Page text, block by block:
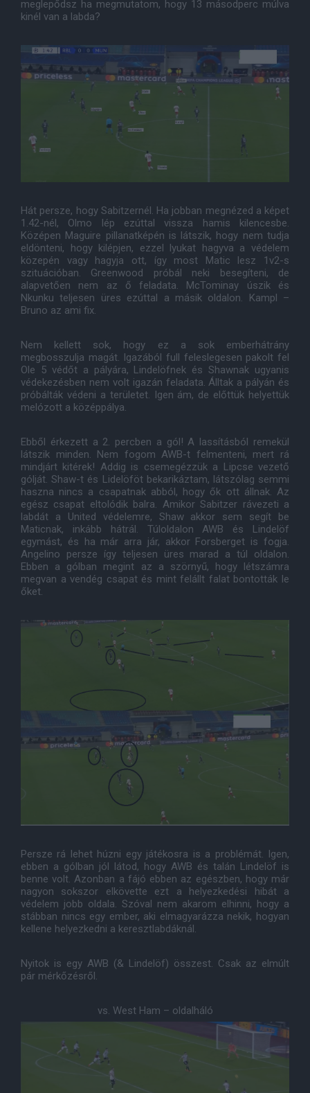
meglepődsz ha megmutatom, hogy 13 másodperc múlva
kinél van a labda?
Hát persze, hogy Sabitzernél. Ha jobban megnézed a képet
1.42-nél, Olmo lép ezúttal vissza hamis kilencesbe.
Középen Maguire pillanatképén is látszik, hogy nem tudja
eldönteni, hogy kilépjen, ezzel lyukat hagyva a védelem
közepén vagy hagyja ott, így most Matic lesz 1v2-s
szituációban. Greenwood próbál neki besegíteni, de
alapvetően nem az ő feladata. McTominay úszik és
Nkunku teljesen üres ezúttal a másik oldalon. Kampl –
Bruno az ami fix.
Nem kellett sok, hogy ez a sok emberhátrány
megbosszulja magát. Igazából full feleslegesen pakolt fel
Ole 5 védőt a pályára, Lindelöfnek és Shawnak ugyanis
védekezésben nem volt igazán feladata. Álltak a pályán és
próbálták védeni a területet. Igen ám, de előttük helyettük
melózott a középpálya.
Ebből érkezett a 2. percben a gól! A lassításból remekül
látszik minden. Nem fogom AWB-t felmenteni, mert rá
mindjárt kitérek! Addig is csemegézzük a Lipcse vezető
gólját. Shaw-t és Lidelöföt bekarikáztam, látszólag semmi
haszna nincs a csapatnak abból, hogy ők ott állnak. Az
egész csapat eltolódik balra. Amikor Sabitzer rávezeti a
labdát a United védelemre, Shaw akkor sem segít be
Maticnak, inkább hátrál. Túloldalon AWB és Lindelöf
egymást, és ha már arra jár, akkor Forsberget is fogja.
Angelino persze így teljesen üres marad a túl oldalon.
Ebben a gólban megint az a szörnyű, hogy létszámra
megvan a vendég csapat és mint felállt falat bontották le
őket.
Persze rá lehet húzni egy játékosra is a problémát. Igen,
ebben a gólban jól látod, hogy AWB és talán Lindelöf is
benne volt. Azonban a fájó ebben az egészben, hogy már
nagyon sokszor elkövette ezt a helyezkedési hibát a
védelem jobb oldala. Szóval nem akarom elhinni, hogy a
stábban nincs egy ember, aki elmagyarázza nekik, hogyan
kellene helyezkedni a keresztlabdáknál.
Nyitok is egy AWB (& Lindelöf) összest. Csak az elmúlt
pár mérkőzésről.
vs. West Ham – oldalháló